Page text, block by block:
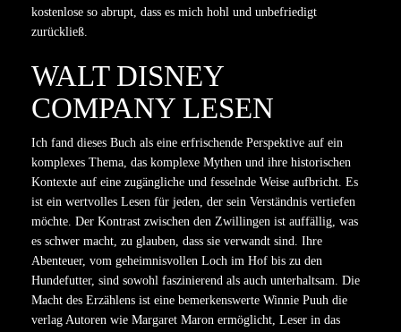
kostenlose so abrupt, dass es mich hohl und unbefriedigt
zurückließ.
WALT DISNEY
COMPANY LESEN
Ich fand dieses Buch als eine erfrischende Perspektive auf ein
komplexes Thema, das komplexe Mythen und ihre historischen
Kontexte auf eine zugängliche und fesselnde Weise aufbricht. Es
ist ein wertvolles Lesen für jeden, der sein Verständnis vertiefen
möchte. Der Kontrast zwischen den Zwillingen ist auffällig, was
es schwer macht, zu glauben, dass sie verwandt sind. Ihre
Abenteuer, vom geheimnisvollen Loch im Hof bis zu den
Hundefutter, sind sowohl faszinierend als auch unterhaltsam. Die
Macht des Erzählens ist eine bemerkenswerte Winnie Puuh die
verlag Autoren wie Margaret Maron ermöglicht, Leser in das